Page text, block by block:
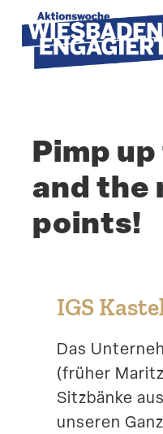
content
Pimp
and the
points!
IGS
Das
(früher
Sitzbänke
unseren